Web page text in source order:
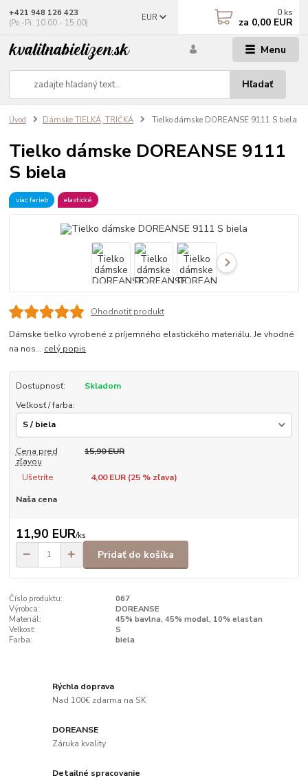
Menu
EUR
Hľadať
+421 948 126 423
(Po.-Pi. 10.00 - 15.00)
0 ks
za 0,00 EUR
Úvod Dámske TIELKÁ, TRIČKÁ Tielko dámske DOREANSE 9111 S biela
Tielko dámske DOREANSE 9111
S biela
viac farieb elastické
Ohodnotiť produkt
Dámske tielko vyrobené z príjemného elastického materiálu. Je vhodné
na nos... celý popis
Dostupnosť:
Skladom
Veľkosť / farba:
Cena pred
zľavou
15,90 EUR
Ušetríte 4,00 EUR (25% zľava)
Naša cena
11,90 EUR/ks
Pridať do košíka
Číslo produktu:
067
Výrobca:
DOREANSE
Materiál:
45% bavlna, 45% modal, 10% elastan
Veľkosť:
S
Farba:
biela
Rýchla doprava
Nad 100€ zdarma na SK
DOREANSE
Záruka kvality
Detailné spracovanie